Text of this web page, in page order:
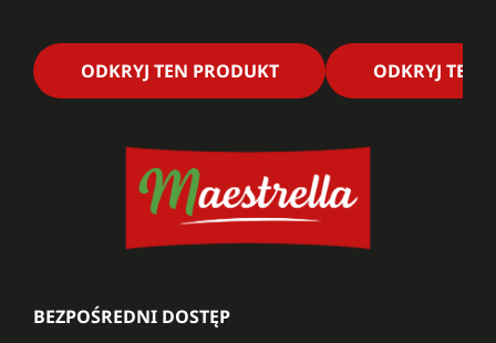
ODKRYJ TEN PRODUKT ODKRYJ TEN
BEZPOŚREDNI DOSTĘP